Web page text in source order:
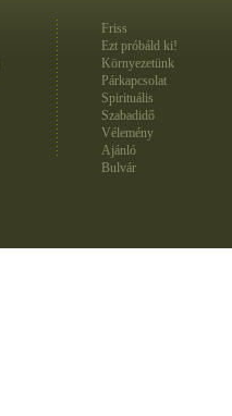
Friss
Ezt próbáld ki!
Környezetünk
Párkapcsolat
Spirituális
Szabadidő
Vélemény
Ajánló
Bulvár